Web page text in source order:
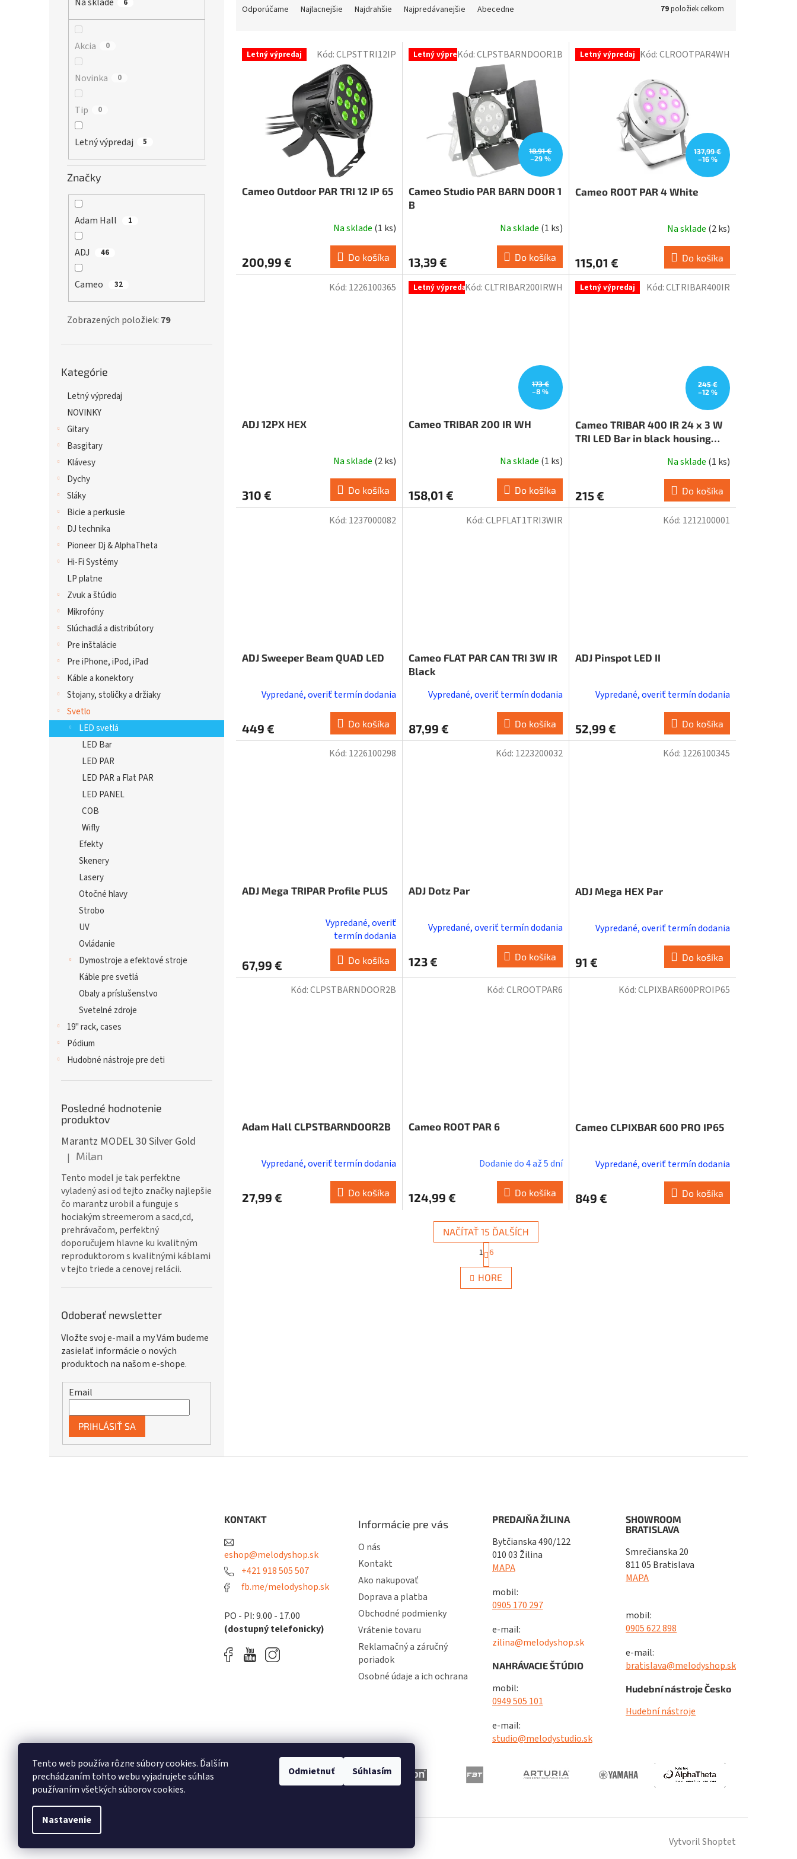
Tento web používa rôzne súbory cookies. Ďalším
prechádzaním tohto webu vyjadrujete súhlas
používaním všetkých súborov cookies.
Nastavenie
Odmietnuť Súhlasím
6
Akcia 0
Novinka 0
Tip 0
Letný výpredaj 5
Značky
Adam Hall 1
ADJ 46
Cameo 32
Zobrazených položiek: 79
kategórie
Kategórie
Letný výpredaj
NOVINKY
Gitary
Basgitary
Klávesy
Dychy
Sláky
Bicie a perkusie
DJ technika
Pioneer Dj & AlphaTheta
Hi-Fi Systémy
LP platne
Zvuk a štúdio
Mikrofóny
Slúchadlá a distribútory
Pre inštalácie
Pre iPhone, iPod, iPad
Káble a konektory
Stojany, stoličky a držiaky
Svetlo
LED svetlá
LED Bar
LED PAR
LED PAR a Flat PAR
LED PANEL
COB
Wifly
Efekty
Skenery
Lasery
Otočné hlavy
Strobo
UV
Ovládanie
Dymostroje a efektové stroje
Káble pre svetlá
Obaly a príslušenstvo
Svetelné zdroje
19" rack, cases
Pódium
Hudobné nástroje pre deti
Posledné hodnotenie
produktov
Marantz MODEL 30 Silver Gold
Hodnotenie produktu je 5 z 5 hviezdičiek.
| Milan
Tento model je tak perfektne
vyladený asi od tejto značky najlepšie
čo marantz urobil a funguje s
hociakým streemerom a sacd,cd,
prehrávačom, perfektný
doporučujem hlavne ku kvalitným
reproduktorom s kvalitnými káblami
v tejto triede a cenovej relácii.
Odoberať newsletter
Vložte svoj e-mail a my Vám budeme
zasielať informácie o nových
produktoch na našom e-shope.
Email
PRIHLÁSIŤ SA
n
Odporúčame Najlacnejšie Najdrahšie Najpredávanejšie Abecedne 79položiek celkom
V Letný výpredaj
Cameo Outdoor PAR TRI 12 IP 65
Na sklade (1 ks)
200,99 € Do košíka
Kód:CLPSTTRI12IP Letný výpredaj
18,91 €
–29 %
Cameo Studio PAR BARN DOOR 1
B
Na sklade (1 ks)
13,39 € Do košíka
Kód:CLPSTBARNDOOR1B Letný výpredaj
137,99 €
–16 %
Cameo ROOT PAR 4 White
Na sklade (2 ks)
115,01 € Do košíka
Kód:CLROOTPAR4WH
ADJ 12PX HEX
Na sklade (2 ks)
310 € Do košíka
Kód: 1226100365 Letný výpredaj
173 €
–8 %
Cameo TRIBAR 200 IR WH
Na sklade (1 ks)
158,01 € Do košíka
Kód:CLTRIBAR200IRWH Letný výpredaj
245 €
–12 %
Cameo TRIBAR 400 IR 24 x 3 W
TRI LED Bar in black housing
produktu
je
Na sklade (1 ks)
215 € Do košíka
Kód:CLTRIBAR400IR
ADJ Sweeper Beam QUAD LED
Vypredané, overiť termín dodania
449 € Do košíka
Kód: 1237000082
Cameo FLAT PAR CAN TRI 3W IR
Black
Vypredané, overiť termín dodania
87,99 € Do košíka
Kód:CLPFLAT1TRI3WIR
ADJ Pinspot LED II
Vypredané, overiť termín dodania
52,99 € Do košíka
Kód: 1212100001
ADJ Mega TRIPAR Profile PLUS
je
Vypredané, overiť
termín dodania
67,99 € Do košíka
Kód: 1226100298
ADJ Dotz Par
Vypredané, overiť termín dodania
123 € Do košíka
Kód: 1223200032
ADJ Mega HEX Par
Vypredané, overiť termín dodania
91 € Do košíka
Kód: 1226100345
Adam Hall CLPSTBARNDOOR2B
Vypredané, overiť termín dodania
27,99 € Do košíka
Kód:CLPSTBARNDOOR2B
Cameo ROOT PAR 6
Dodanie do 4 až 5 dní
124,99 € Do košíka
Kód:CLROOTPAR6
Cameo CLPIXBAR 600 PRO IP65
Vypredané, overiť termín dodania
849 € Do košíka
Kód:CLPIXBAR600PROIP65
O
v
l
á
NAČÍTAŤ 15 ĎALŠÍCH
S
t
r
á
n
1 6
HORE
KONTAKT
eshop@melodyshop.sk
+421 918 505 507
fb.me/melodyshop.sk
PO - PI: 9.00 - 17.00
(dostupný telefonicky)
Informácie pre vás
O nás
Kontakt
Ako nakupovať
Doprava a platba
Obchodné podmienky
Vrátenie tovaru
Reklamačný a záručný
poriadok
Osobné údaje a ich ochrana
PREDAJŇA ŽILINA
Bytčianska 490/122
010 03 Žilina
MAPA
mobil:
0905 170 297
e-mail:
zilina@melodyshop.sk
NAHRÁVACIE ŠTÚDIO
mobil:
0949 505 101
e-mail:
studio@melodystudio.sk
SHOWROOM
BRATISLAVA
Smrečianska 20
811 05 Bratislava
MAPA
mobil:
0905 622 898
e-mail:
bratislava@melodyshop.sk
Hudební nástroje Česko
Hudební nástroje
Vytvoril Shoptet